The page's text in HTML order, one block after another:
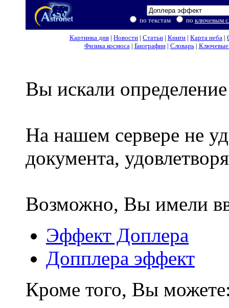
по текстам по ключевым
Картинка дня | Новости | Статьи | Книги | Карта неба |
Физика космоса| Биографии| Словарь| Ключевые
Вы искали
На нашем сервере не
документа,
Возможно, Вы имели
Эффект Доплера
Допплера эффект
Кроме того, Вы